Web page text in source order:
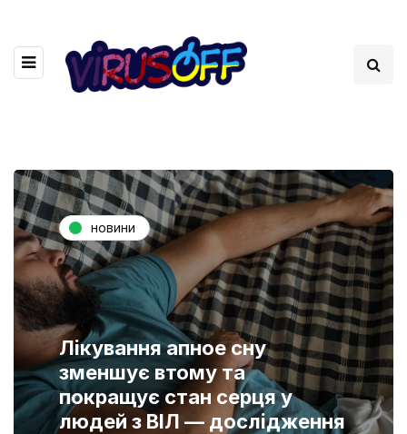
новини
Лікування апное сну
зменшує втому та
покращує стан серця у
людей з ВІЛ — дослідження